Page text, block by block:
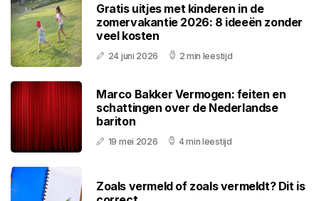
Gratis uitjes met kinderen in de
zomervakantie 2026: 8 ideeën zonder
veel kosten
24 juni 2026 2 min leestijd
Marco Bakker Vermogen: feiten en
schattingen over de Nederlandse
bariton
19 mei 2026 4 min leestijd
Zoals vermeld of zoals vermeldt? Dit is